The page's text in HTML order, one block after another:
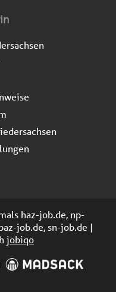
haz-job.de, np-
job.de, sn-job.de |
jobiqo